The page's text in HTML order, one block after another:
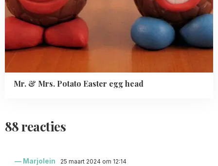
Mr. & Mrs. Potato Easter egg head
88 reacties
Marjolein 25 maart 2024 om 12:14